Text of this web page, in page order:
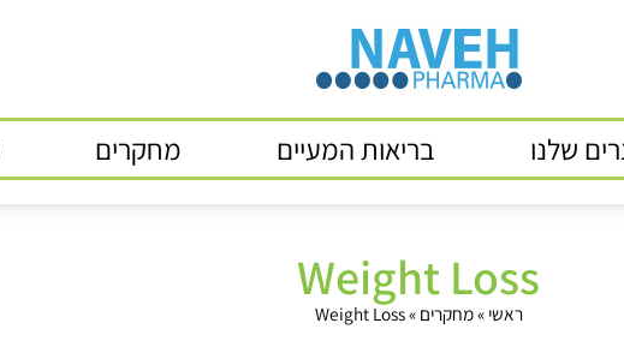
שלנו בריאות המעיים מחקרים
Weight Loss
ראשי »מחקרים »
Weight Loss